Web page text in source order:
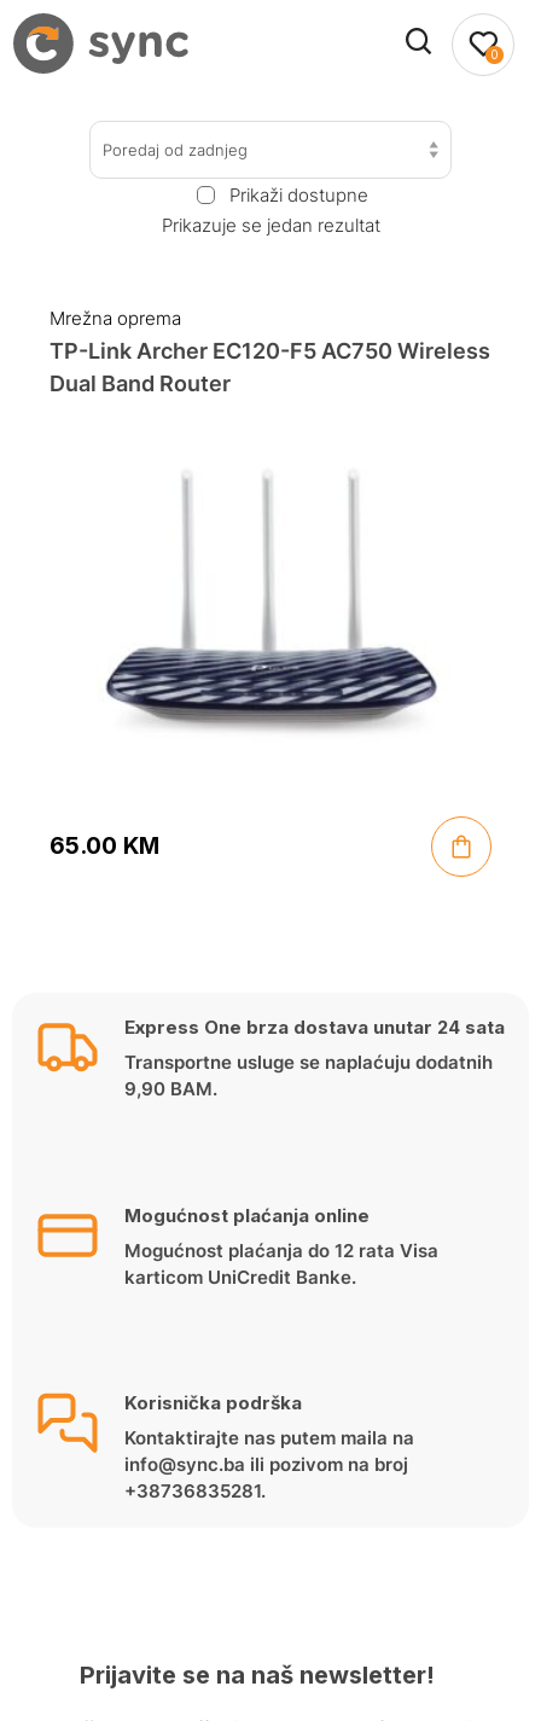
0
Poredaj od zadnjeg
Prikaži dostupne
Prikazuje se jedan rezultat
Mrežna oprema
TP-Link Archer EC120-F5 AC750 Wireless
Dual Band Router
65.00 KM
Express One brza dostava unutar 24 sata
Transportne usluge se naplaćuju dodatnih
9,90 BAM.
Mogućnost plaćanja online
Mogućnost plaćanja do 12 rata Visa
karticom UniCredit Banke.
Korisnička podrška
Kontaktirajte nas putem maila na
info@sync.ba ili pozivom na broj
+38736835281.
Prijavite se na naš newsletter!